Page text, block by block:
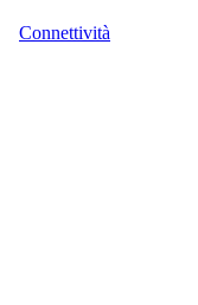
Connettività